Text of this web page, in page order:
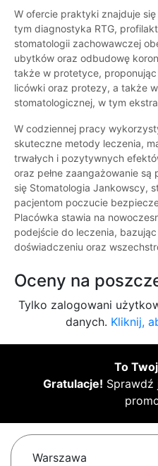
W ofercie praktyki znajduje
tym diagnostyka RTG,
stomatologii zachowawczej
ubytków oraz odbudowę
także w protetyce,
licówki oraz protezy, a także
stomatologicznej, w tym
W codziennej pracy
skuteczne metody leczenia,
trwałych i pozytywnych
oraz pełne zaangażowanie
się Stomatologia Jankowscy,
pacjentom poczucie
Placówka stawia na
podejście do leczenia,
doświadczeniu oraz
Oceny na
Tylko zalogowani
danych. Kliknij,
To
Gratulacje! Sprawdź
Warszawa